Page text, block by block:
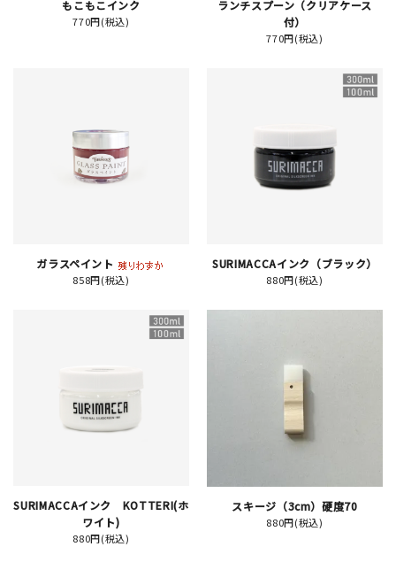
おすすめ特集
ギャラリー
おしらせ
新規会員登録
もこもこインク
770円(税込)
ランチスプーン（クリアケース
付）
770円(税込)
ガラスペイント
858円(税込)
SURIMACCAインク（ブラック）
880円(税込)
SURIMACCAインク KOTTERI(ホ
ワイト)
880円(税込)
スキージ（3cm）硬度70
880円(税込)